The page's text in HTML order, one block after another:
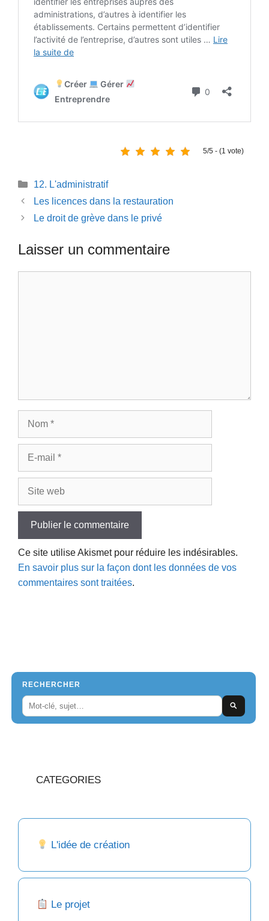
5/5 - (1 vote)
Catégories
12. L'administratif
Les licences dans la restauration
Le droit de grève dans le privé
Laisser un commentaire
Ce site utilise Akismet pour réduire les indésirables.
En savoir plus sur la façon dont les données de vos
commentaires sont traitées.
RECHERCHER
CATEGORIES
L'idée de création
Le projet